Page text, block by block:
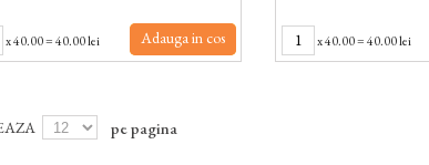
x40.00=40.00 lei Adauga in cos x40.00=40.00 lei
pe pagina